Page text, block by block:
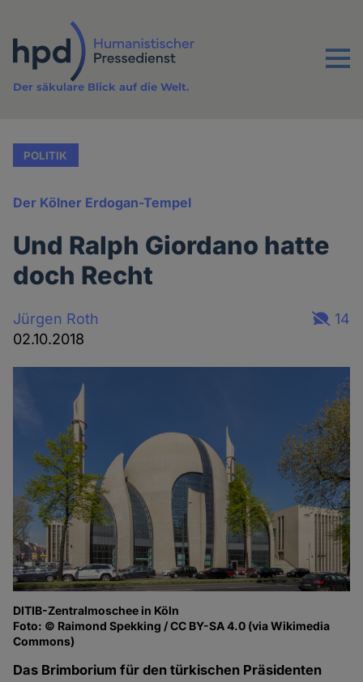
Inhalt
Menu
Der säkulare Blick auf die Welt.
POLITIK
Der Kölner Erdogan-Tempel
Und Ralph Giordano hatte
doch Recht
Jürgen Roth
02.10.2018
14
DITIB-Zentralmoschee in Köln
Foto: © Raimond Spekking / CC BY-SA 4.0 (via Wikimedia
Commons)
Das Brimborium für den türkischen Präsidenten